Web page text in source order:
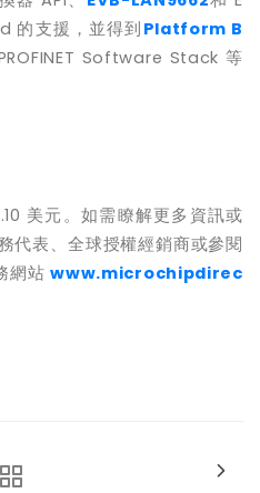
的支援，並得到 Platform B
Software Stack等
美元。如需瞭解更多資訊或
代表、全球授權經銷商或參閱
網站 www.microchipdirec